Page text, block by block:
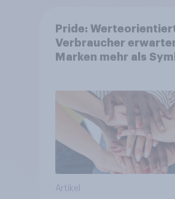
Pride:
Verbraucher
Marken mehr als
Artikel